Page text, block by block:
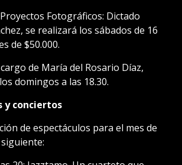
Fotográficos: Dictado
se realizará los sábados de 16
de $50.000.
de María del Rosario Díaz,
domingos a las 18.30.
y conciertos
de espectáculos para el mes de